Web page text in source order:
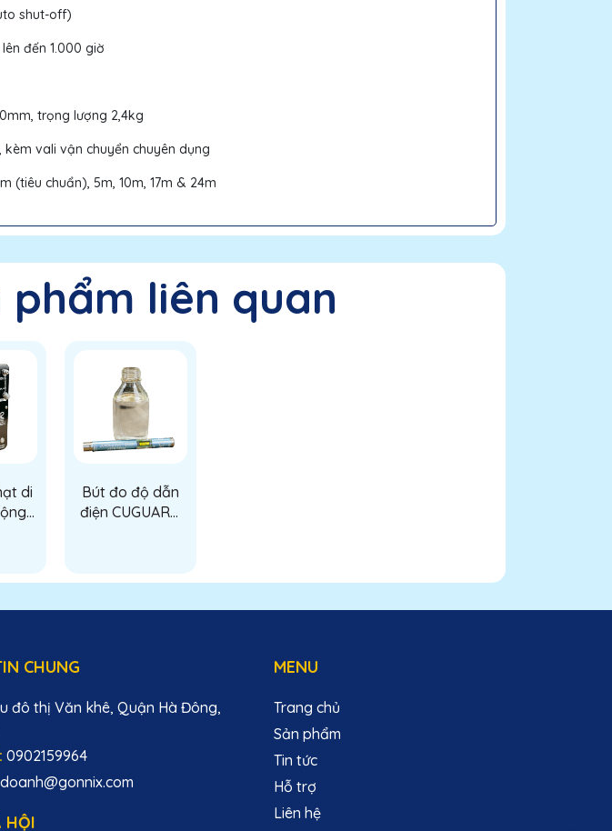
shut-off)
đến 1.000 giờ
trọng lượng 2,4kg
vali vận chuyển chuyên dụng
(tiêu chuẩn), 5m, 10m, 17m & 24m
phẩm liên quan
di
Bút đo độ dẫn
điện CUGUARD
CHUNG
đô thị Văn khê, Quận Hà Đông,
0902159964
HỘI
MENU
Trang chủ
Sản phẩm
Tin tức
Hỗ trợ
Liên hệ